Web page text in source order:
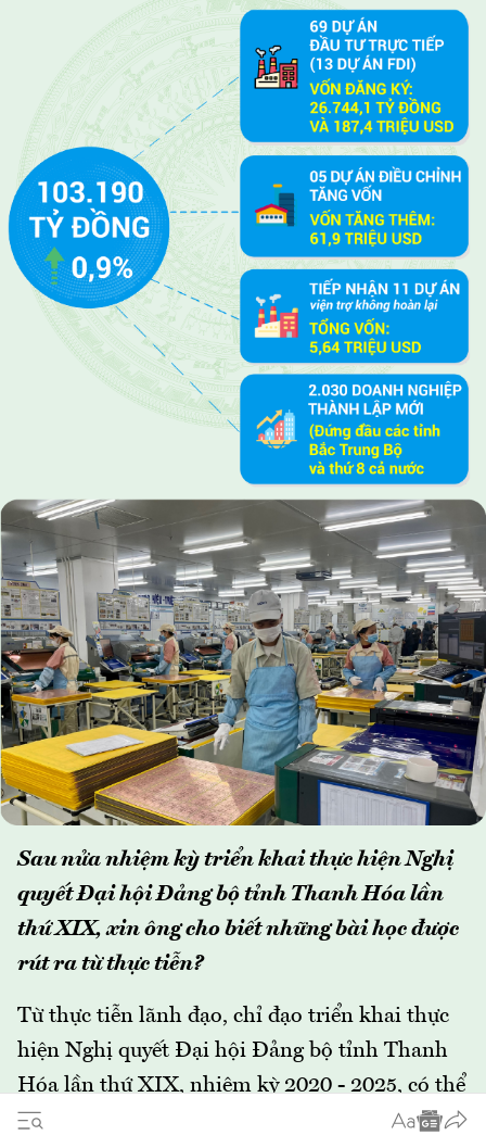
Sau nửa nhiệm kỳ triển khai thực hiện Nghị
quyết Đại hội Đảng bộ tỉnh Thanh Hóa lần
thứ XIX, xin ông cho biết những bài học được
rút ra từ thực tiễn?
Từ thực tiễn lãnh đạo, chỉ đạo triển khai thực
hiện Nghị quyết Đại hội Đảng bộ tỉnh Thanh
Hóa lần thứ XIX, nhiệm kỳ 2020 - 2025, có thể
rút ra một số kinh nghiệm sau: